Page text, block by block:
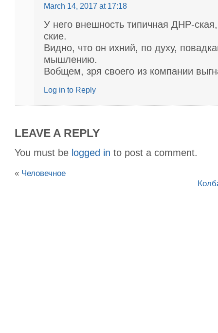
March 14, 2017 at 17:18
У него внешность типичная ДНР-
ские.
Видно, что он ихний, по духу,
мышлению.
Вобщем, зря своего из компании
Log in to Reply
LEAVE A REPLY
You must be logged in to post a comment.
« Человечное